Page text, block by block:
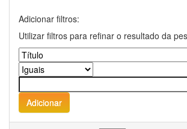
Adicionar filtros:
Utilizar filtros para refinar o resultado da